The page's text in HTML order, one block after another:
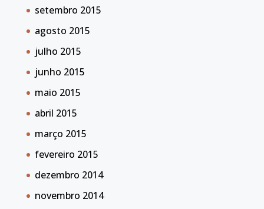
setembro 2015
agosto 2015
julho 2015
junho 2015
maio 2015
abril 2015
março 2015
fevereiro 2015
dezembro 2014
novembro 2014